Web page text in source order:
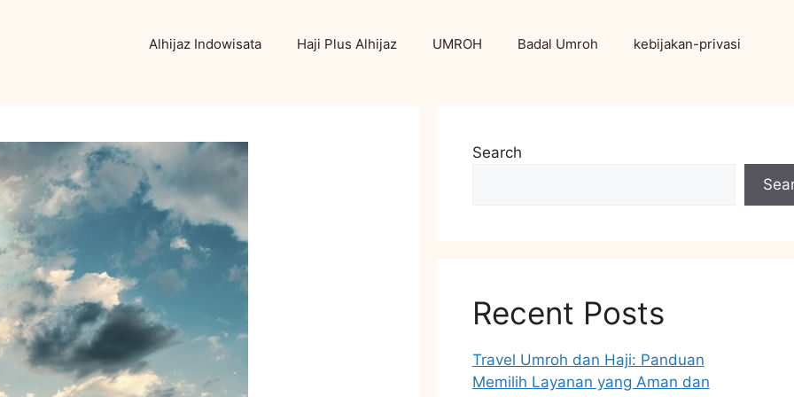
Alhijaz Indowisata Haji Plus Alhijaz UMROH Badal Umroh kebijakan-privasi
Search
Recent Posts
Travel Umroh dan Haji: Panduan
Memilih Layanan yang Aman dan